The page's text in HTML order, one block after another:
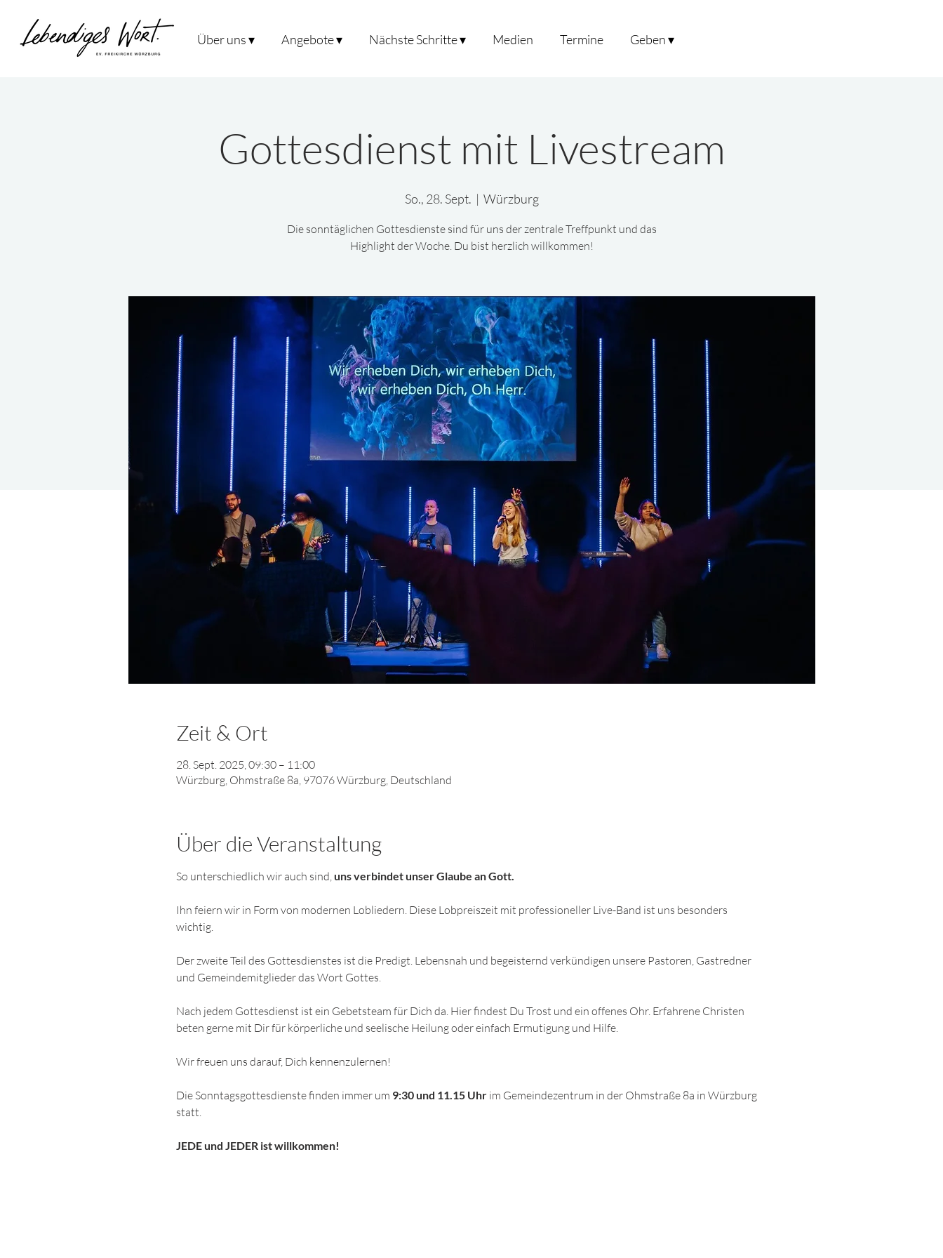
Über uns ▾ Angebote ▾ Nächste Schritte ▾ Medien Termine Geben ▾
Gottesdienst mit Livestream
So., 28. Sept.
  |
Würzburg
Die sonntäglichen Gottesdienste sind für uns der zentrale Treffpunkt und das
Highlight der Woche. Du bist herzlich willkommen!
Zeit & Ort
28. Sept. 2025, 09:30 – 11:00
Würzburg, Ohmstraße 8a, 97076 Würzburg, Deutschland
Über die Veranstaltung
So unterschiedlich wir auch sind, uns verbindet unser Glaube an Gott.
Ihn feiern wir in Form von modernen Lobliedern. Diese Lobpreiszeit mit professioneller Live-Band ist uns besonders
wichtig.
Der zweite Teil des Gottesdienstes ist die Predigt. Lebensnah und begeisternd verkündigen unsere Pastoren, Gastredner
und Gemeindemitglieder das Wort Gottes.
Nach jedem Gottesdienst ist ein Gebetsteam für Dich da. Hier findest Du Trost und ein offenes Ohr. Erfahrene Christen
beten gerne mit Dir für körperliche und seelische Heilung oder einfach Ermutigung und Hilfe.
Wir freuen uns darauf, Dich kennenzulernen!
Die Sonntagsgottesdienste finden immer um 9:30 und 11.15 Uhr im Gemeindezentrum in der Ohmstraße 8a in Würzburg
statt.
JEDE und JEDER ist willkommen!